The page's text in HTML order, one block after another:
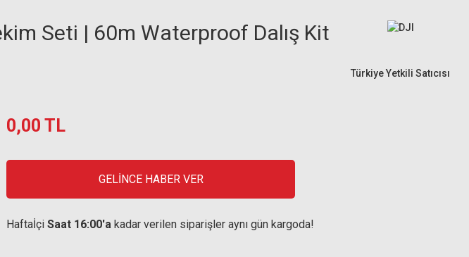
Seti | 60m Waterproof Dalış Kit
Türkiye Yetkili Satıcısı
0,00 TL
GELİNCE HABER VER
Haftaİçi Saat 16:00'a kadar verilen siparişler aynı gün kargoda!